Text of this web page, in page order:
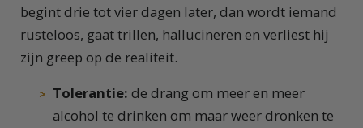
begint drie tot vier dagen later, dan wordt iemand
rusteloos, gaat trillen, hallucineren en verliest hij
zijn greep op de realiteit.
Tolerantie: de drang om meer en meer
alcohol te drinken om maar weer dronken te